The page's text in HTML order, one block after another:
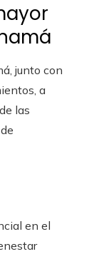
junto con
a
las
en el